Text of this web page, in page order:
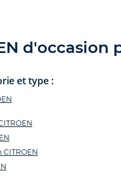
d'occasion
et type :
CITROEN